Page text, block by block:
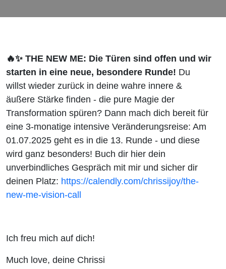
Interview
mit Dr.
Carmen
Mayer
(#283)
🔥✨ THE NEW ME: Die Türen sind offen und wir
starten in eine neue, besondere Runde! Du
willst wieder zurück in deine wahre innere &
äußere Stärke finden - die pure Magie der
Transformation spüren? Dann mach dich bereit für
eine 3-monatige intensive Veränderungsreise: Am
01.07.2025 geht es in die 13. Runde - und diese
wird ganz besonders! Buch dir hier dein
unverbindliches Gespräch mit mir und sicher dir
deinen Platz: https://calendly.com/chrissijoy/the-
new-me-vision-call
Ich freu mich auf dich!
Much love, deine Chrissi